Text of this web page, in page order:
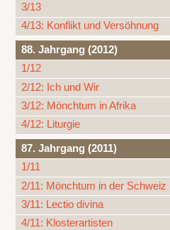
3/13
4/13: Konflikt und Versöhnung
88. Jahrgang (2012)
1/12
2/12: Ich und Wir
3/12: Mönchtum in Afrika
4/12: Liturgie
87. Jahrgang (2011)
1/11
2/11: Mönchtum in der Schweiz
3/11: Lectio divina
4/11: Klosterartisten